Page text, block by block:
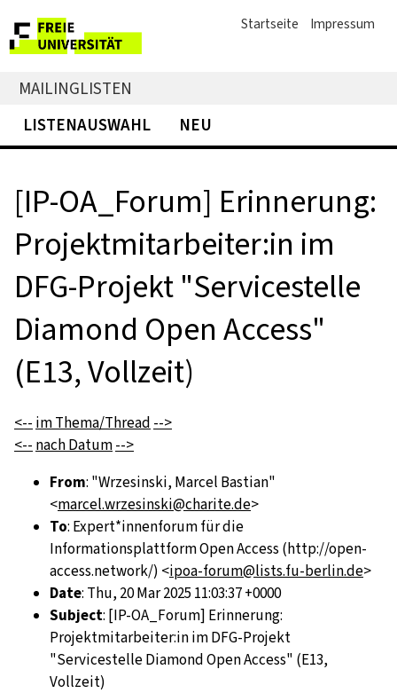
Startseite Impressum
MAILINGLISTEN
LISTENAUSWAHL
NEU
[IP-OA_Forum] Erinnerung:
Projektmitarbeiter:in im
DFG-Projekt "Servicestelle
Diamond Open Access"
(E13, Vollzeit)
<-- im Thema/Thread -->
<-- nach Datum-->
From: "Wrzesinski, Marcel Bastian"
<marcel.wrzesinski@charite.de>
To: Expert*innenforum für die
Informationsplattform Open Access (http://open-
access.network/) <ipoa-forum@lists.fu-berlin.de>
Date: Thu, 20 Mar 2025 11:03:37 +0000
Subject: [IP-OA_Forum] Erinnerung:
Projektmitarbeiter:in im DFG-Projekt
"Servicestelle Diamond Open Access" (E13,
Vollzeit)